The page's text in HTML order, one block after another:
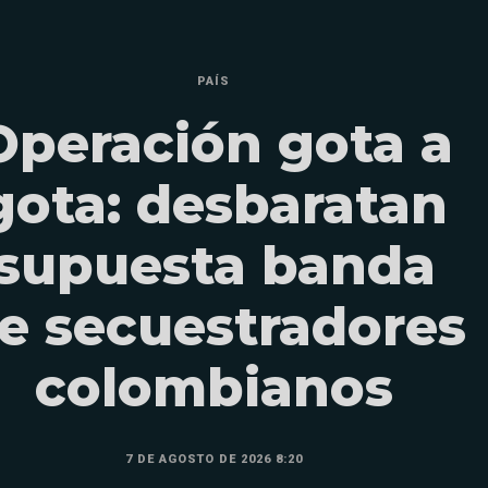
PAÍS
gota a
desbaratan
banda
secuestradores
colombianos
7 DE AGOSTO DE 2026 8:20